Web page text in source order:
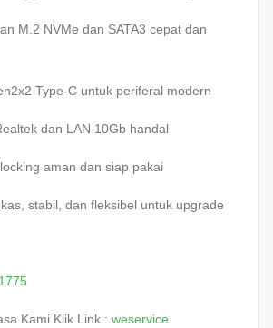
M.2 NVMe dan SATA3 cepat dan
Type-C untuk periferal modern
dan LAN 10Gb handal
aman dan siap pakai
stabil, dan fleksibel untuk upgrade
Kami Klik Link : weservice